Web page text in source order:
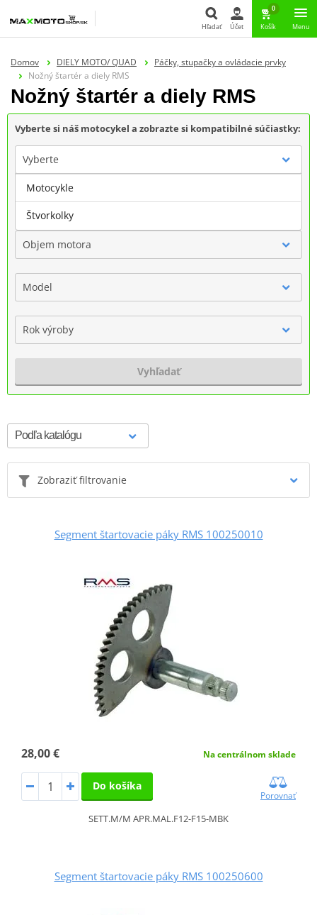
Hľadať
Hľadať Účet
0
Košík Menu
Domov DIELY MOTO/ QUAD
Páčky, stupačky a ovládacie prvky
Nožný štartér a diely RMS
Nožný štartér a diely RMS
Vyberte si náš motocykel a zobrazte si kompatibilné súčiastky:
Vyberte
Značka
Objem motora
Model
Rok výroby
Vyhľadať
Zobraziť filtrovanie
Segment štartovacie páky RMS 100250010
28,00 € Na centrálnom sklade
Do košíka
Porovnať
SETT.M/M APR.MAL.F12-F15-MBK
Segment štartovacie páky RMS 100250600
Motocykle
Štvorkolky